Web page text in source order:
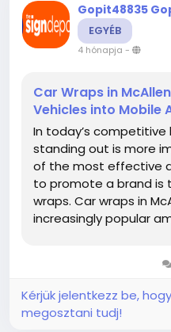
Gopit48835
EGYÉB
4 hónapja -
Car Wraps in
Vehicles into Mobile
In today’s competitive
standing out is more
of the most effective
to promote a brand is
wraps. Car wraps in
increasingly popular
Kérjük jelentkezz be,
megosztani tudj!